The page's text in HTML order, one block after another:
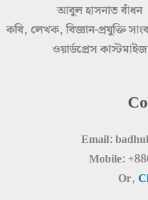
আবুল হাসনাত
কবি, লেখক, বিজ্ঞান-প্রযুক্তি
ওয়ার্ডপ্রেস
Email:
Mobile:
Or,